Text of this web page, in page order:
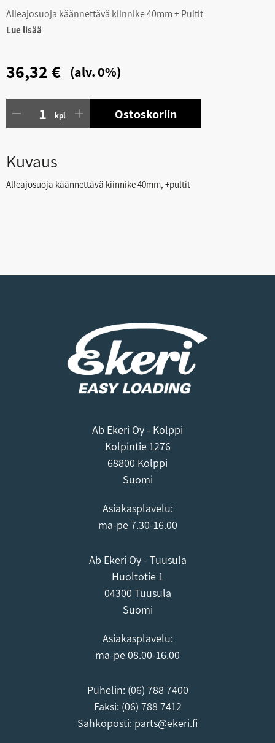
Alleajosuoja käännettävä kiinnike 40mm + Pultit
Lue lisää
36,32 € (alv. 0%)
kpl Ostoskoriin
Kuvaus
Alleajosuoja käännettävä kiinnike 40mm, +pultit
Ab Ekeri Oy - Kolppi
Kolpintie 1276
68800 Kolppi
Suomi
Asiakasplavelu:
ma-pe 7.30-16.00
Ab Ekeri Oy - Tuusula
Huoltotie 1
04300 Tuusula
Suomi
Asiakasplavelu:
ma-pe 08.00-16.00
Puhelin: (06) 788 7400
Faksi: (06) 788 7412
Sähköposti: parts@ekeri.fi